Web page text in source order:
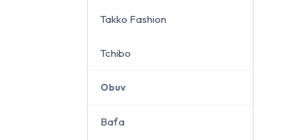
Takko Fashion
Tchibo
Obuv
Baťa